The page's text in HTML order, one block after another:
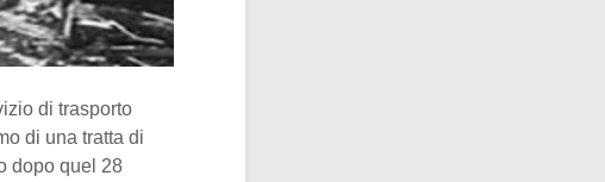
di trasporto
di una tratta di
dopo quel 28